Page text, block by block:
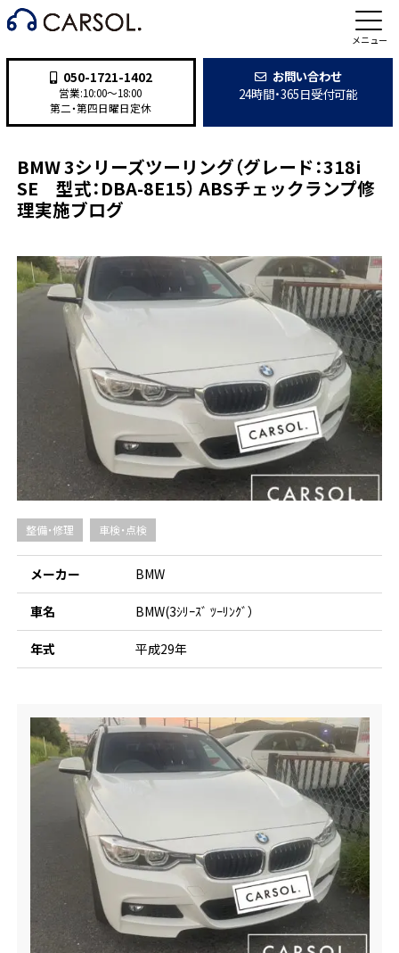
メニュー
050-1721-1402
営業:10:00〜18:00
第二・第四日曜日定休
お問い合わせ
24時間・365日受付可能
施工事例>整備・修理>BMW 3シリーズツーリング（グレード：318i SE 型式：
BMW 3シリーズツーリング（グレード：318i
SE 型式：DBA-8E15） ABSチェックランプ修
理実施ブログ
整備・修理 車検・点検
メーカー BMW
車名 BMW(3ｼﾘｰｽﾞ ﾂｰﾘﾝｸﾞ）
年式 平成29年